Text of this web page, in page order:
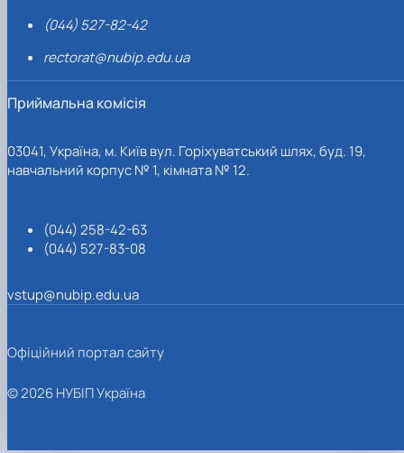
(044) 527-82-42
rectorat@nubip.edu.ua
Приймальна комісія
03041, Україна, м. Київ вул. Горіхуватський шлях, буд. 19,
навчальний корпус № 1, кімната № 12.
(044) 258-42-63
(044) 527-83-08
vstup@nubip.edu.ua
Офіційний портал сайту
© 2026 НУБІП Україна